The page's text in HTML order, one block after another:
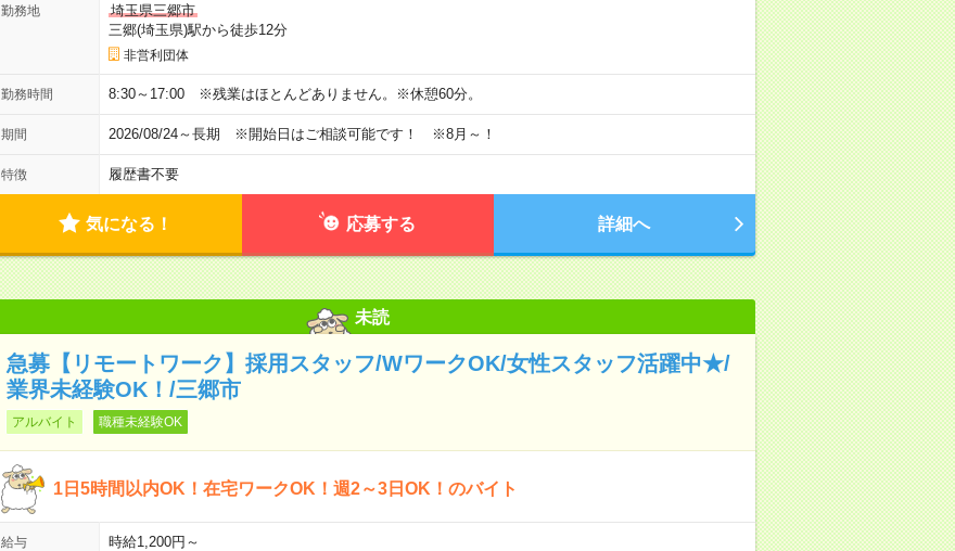
勤務地
埼玉県三郷市
三郷(埼玉県)駅から徒歩12分
非営利団体
勤務時間 8:30～17:00 ※残業はほとんどありません。※休憩60分。
期間 2026/08/24～長期 ※開始日はご相談可能です！ ※8月～！
特徴 履歴書不要
気になる！ 応募する 詳細へ
未読
急募【リモートワーク】採用スタッフ/WワークOK/女性スタッフ活躍中★/
業界未経験OK！/三郷市
アルバイト 職種未経験OK
1日5時間以内OK！在宅ワークOK！週2～3日OK！のバイト
給与
時給1,200円～